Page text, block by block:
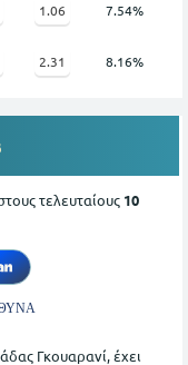
1.06 7.54%
2.31 8.16%
τελευταίους 10
Γκουαρανί, έχει